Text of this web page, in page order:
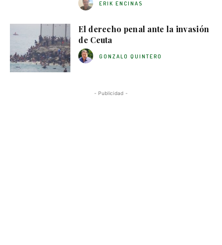
ERIK ENCINAS
El derecho penal ante la invasión
de Ceuta
GONZALO QUINTERO
- Publicidad -